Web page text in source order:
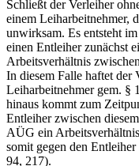
Schließt der Verleiher
einem Leiharbeitnehmer,
unwirksam. Es entsteht
einen Entleiher zunächst
Arbeitsverhältnis
In diesem Falle haftet der
Leiharbeitnehmer gem. §
hinaus kommt zum
Entleiher zwischen
AÜG ein
somit gegen den
94, 217).